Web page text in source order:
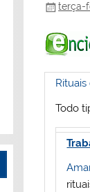
terça-
Todo